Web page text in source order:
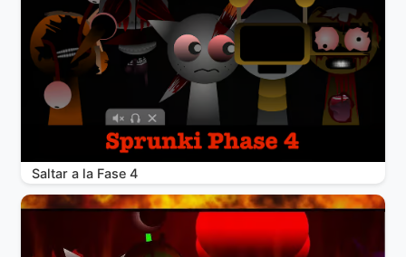
Saltar a la Fase 4